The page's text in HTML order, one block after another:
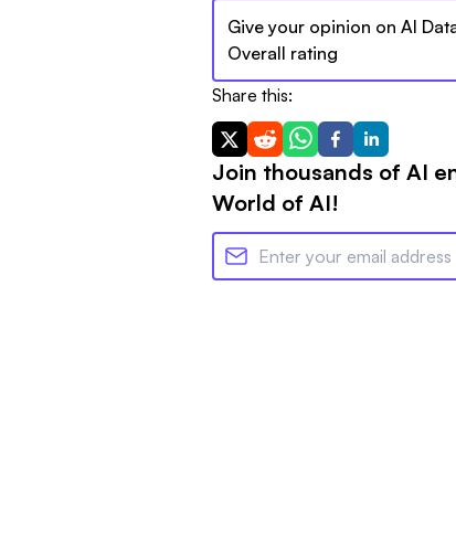
Give your opinion on AI
Overall rating
Share this:
Join thousands of AI
World of AI!